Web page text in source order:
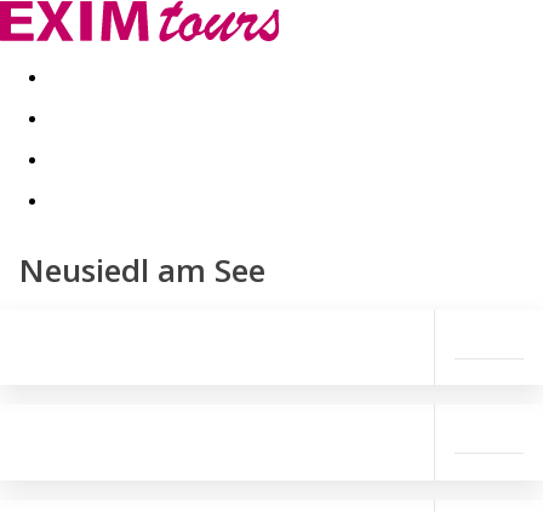
Akční nabídky Last minute
Neusiedl am See